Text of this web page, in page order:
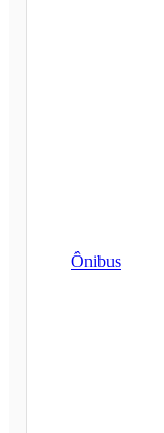
Ônibus